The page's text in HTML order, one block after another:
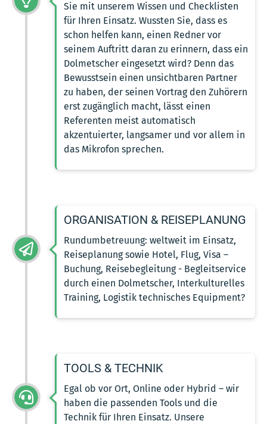
Sie mit unserem Wissen und Checklisten
für Ihren Einsatz. Wussten Sie, dass es
schon helfen kann, einen Redner vor
seinem Auftritt daran zu erinnern, dass ein
Dolmetscher eingesetzt wird? Denn das
Bewusstsein einen unsichtbaren Partner
zu haben, der seinen Vortrag den Zuhörern
erst zugänglich macht, lässt einen
Referenten meist automatisch
akzentuierter, langsamer und vor allem in
das Mikrofon sprechen.
ORGANISATION & REISEPLANUNG
Rundumbetreuung: weltweit im Einsatz,
Reiseplanung sowie Hotel, Flug, Visa –
Buchung, Reisebegleitung - Begleitservice
durch einen Dolmetscher, Interkulturelles
Training, Logistik technisches Equipment?
TOOLS & TECHNIK
Egal ob vor Ort, Online oder Hybrid – wir
haben die passenden Tools und die
Technik für Ihren Einsatz. Unsere